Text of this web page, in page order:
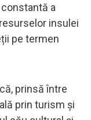
a
insulei
pe termen
prinsă între
prin turism și